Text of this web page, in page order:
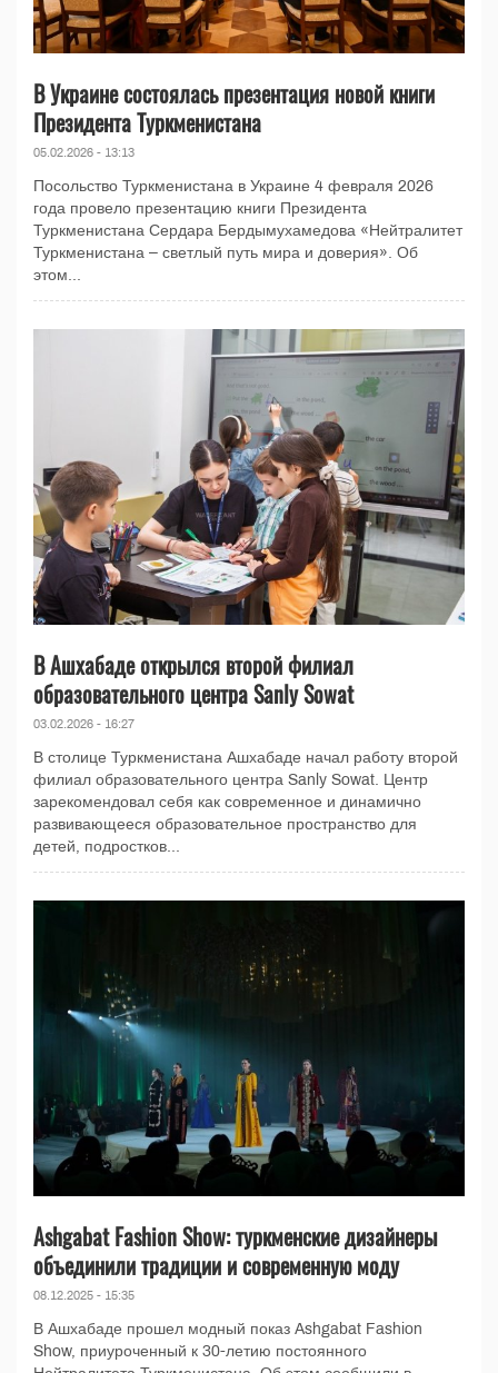
В Украине состоялась презентация новой книги
Президента Туркменистана
05.02.2026 - 13:13
Посольство Туркменистана в Украине 4 февраля 2026
года провело презентацию книги Президента
Туркменистана Сердара Бердымухамедова «Нейтралитет
Туркменистана – светлый путь мира и доверия». Об
этом...
В Ашхабаде открылся второй филиал
образовательного центра Sanly Sowat
03.02.2026 - 16:27
В столице Туркменистана Ашхабаде начал работу второй
филиал образовательного центра Sanly Sowat. Центр
зарекомендовал себя как современное и динамично
развивающееся образовательное пространство для
детей, подростков...
Ashgabat Fashion Show: туркменские дизайнеры
объединили традиции и современную моду
08.12.2025 - 15:35
В Ашхабаде прошел модный показ Ashgabat Fashion
Show, приуроченный к 30-летию постоянного